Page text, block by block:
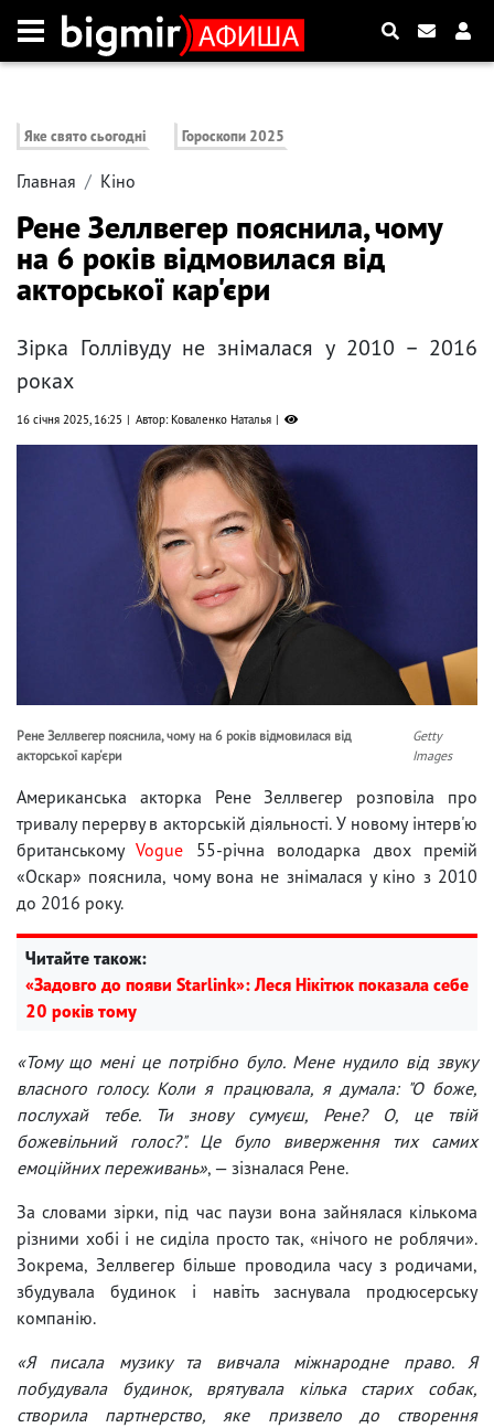
Яке свято сьогодні Гороскопи 2025
Главная Кіно
Рене Зеллвегер пояснила, чому
на 6 років відмовилася від
акторської кар'єри
Зірка Голлівуду не знімалася у 2010 – 2016
роках
16 січня 2025, 16:25 Автор: Коваленко Наталья
Рене Зеллвегер пояснила, чому на 6 років відмовилася від
акторської кар'єри
Getty
Images
Американська акторка Рене Зеллвегер розповіла про
тривалу перерву в акторській діяльності. У новому інтерв'ю
британськомуVogue 55-річна володарка двох премій
«Оскар» пояснила, чому вона не знімалася у кіно з 2010
до 2016 року.
Читайте також:
«Задовго до появи Starlink»: Леся Нікітюк показала себе
20 років тому
«Тому що мені це потрібно було. Мене нудило від звуку
власного голосу. Коли я працювала, я думала: "О боже,
послухай тебе. Ти знову сумуєш, Рене? О, це твій
божевільний голос?". Це було виверження тих самих
емоційних переживань», — зізналася Рене.
За словами зірки, під час паузи вона зайнялася кількома
різними хобі і не сиділа просто так, «нічого не роблячи».
Зокрема, Зеллвегер більше проводила часу з родичами,
збудувала будинок і навіть заснувала продюсерську
компанію.
«Я писала музику та вивчала міжнародне право. Я
побудувала будинок, врятувала кілька старих собак,
створила партнерство, яке призвело до створення